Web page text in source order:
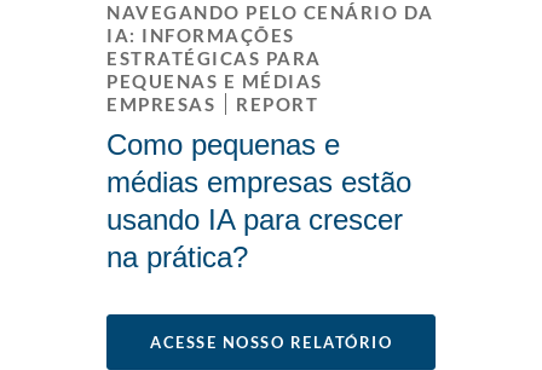
NAVEGANDO PELO CENÁRIO DA
IA: INFORMAÇÕES
ESTRATÉGICAS PARA
PEQUENAS E MÉDIAS
EMPRESAS
REPORT
Como pequenas e
médias empresas estão
usando IA para crescer
na prática?
ACESSE NOSSO RELATÓRIO